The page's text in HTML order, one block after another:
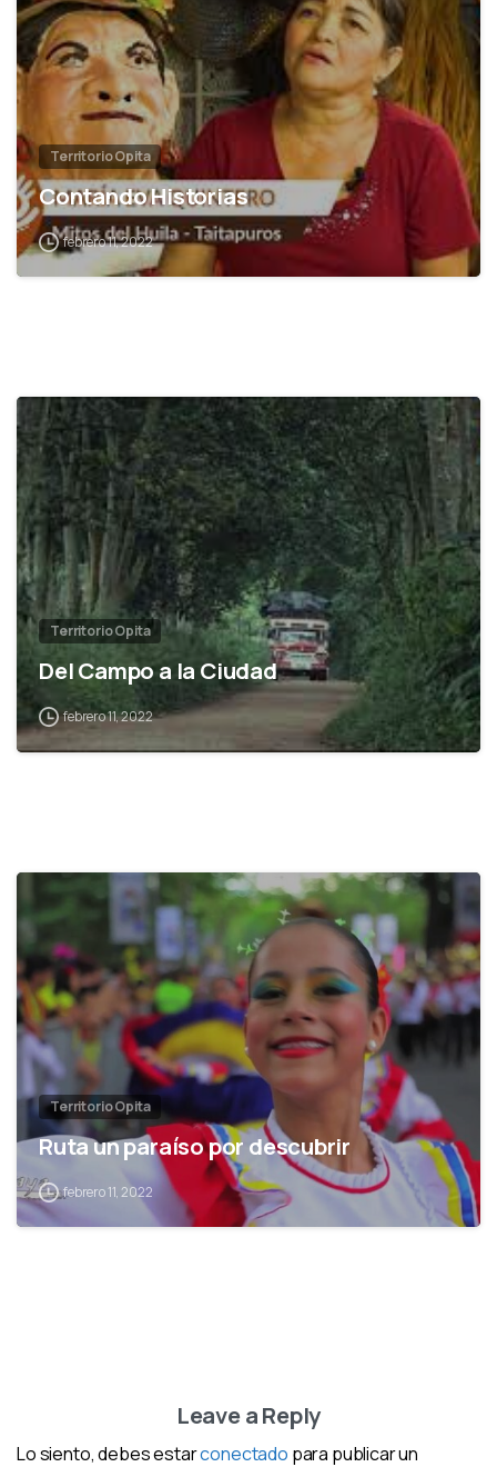
Territorio Opita
Contando Historias
febrero 11, 2022
1
Territorio Opita
Del Campo a la Ciudad
febrero 11, 2022
Territorio Opita
Ruta un paraíso por descubrir
febrero 11, 2022
Leave a Reply
Lo siento, debes estarconectado para publicar un